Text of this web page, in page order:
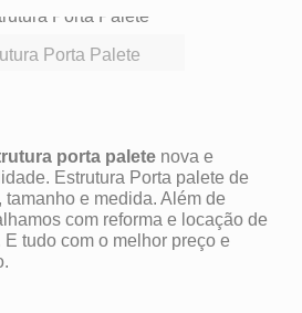
Porta Palete
porta palete nova e
Estrutura Porta palete de
e medida. Além de
com reforma e locação de
tudo com o melhor preço e